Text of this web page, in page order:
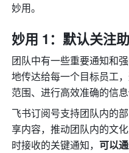
妙用。
妙用 1：默认关注
团队中有一些重要通知和
地传达给每一个目标员工
范围、进行高效准确的信息
飞书订阅号支持团队内的
享内容，推动团队内的文
时接收的关键通知，可以